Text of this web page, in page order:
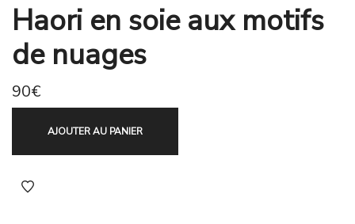
Haori en soie aux motifs
de nuages
90€
AJOUTER AU PANIER